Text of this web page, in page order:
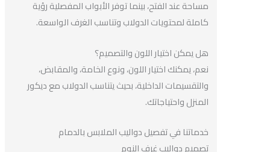
مساحة عند الفتح، بينما توفر الأبواب المفصلية رؤية
كاملة لمحتويات الدولاب وتناسب الغرف الواسعة.
هل يمكن اختيار اللون والتصميم؟
نعم، يمكنك اختيار اللون، ونوع الخامة، والمقابض،
والتقسيمات الداخلية، بحيث يتناسب الدولاب مع ديكور
المنزل واحتياجاتك.
خدماتنا في تفصيل دواليب الملابس بالدمام
تصميم دواليب غرف النوم